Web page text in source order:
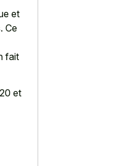
et
Ce
fait
et